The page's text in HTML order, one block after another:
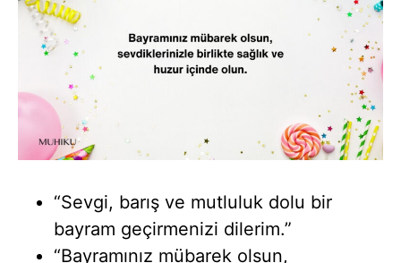
“Sevgi, barış ve mutluluk dolu bir
bayram geçirmenizi dilerim.”
“Bayramınız mübarek olsun,